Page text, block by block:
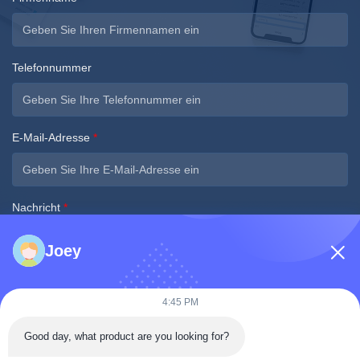
Telefonnummer
E-Mail-Adresse *
Nachricht *
Jetzt einreichen
Joey
4:45 PM
Good day, what product are you looking for?